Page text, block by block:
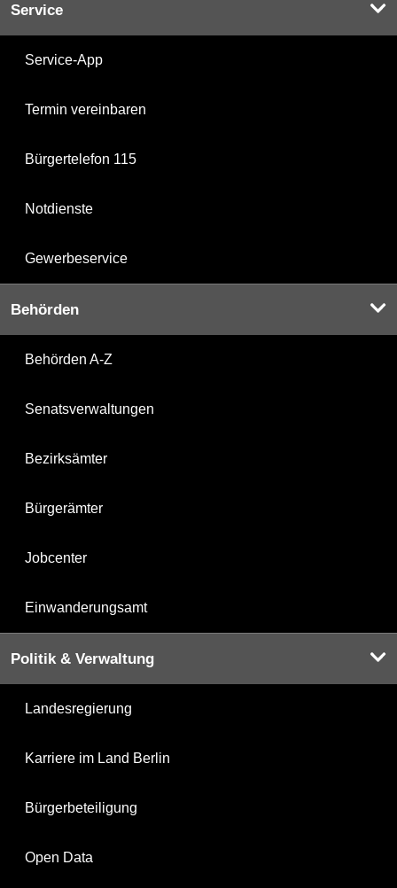
Service
Service-App
Termin vereinbaren
Bürgertelefon 115
Notdienste
Gewerbeservice
Behörden
Behörden A-Z
Senatsverwaltungen
Bezirksämter
Bürgerämter
Jobcenter
Einwanderungsamt
Politik & Verwaltung
Landesregierung
Karriere im Land Berlin
Bürgerbeteiligung
Open Data